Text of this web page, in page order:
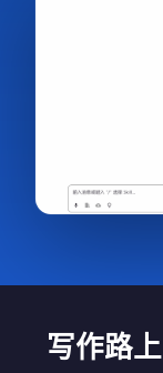
写作路